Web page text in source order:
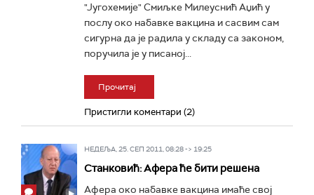
"Југохемије" Смиљке Милеуснић Аџић у
послу око набавке вакцина и сасвим сам
сигурна да је радила у складу са законом,
поручила је у писаној...
Прочитај
Пристигли коментари (2)
НЕДЕЉА, 25. СЕП 2011, 08:28 -> 19:25
Станковић: Афера ће бити решена
Афера око набавке вакцина имаће свој